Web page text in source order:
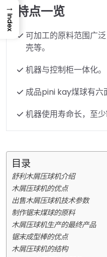
特点一览
可加工的原料范围广
壳等。
机器与控制柜一体化。
成品pini kay煤球有六
机器使用寿命长，至少
目录
舒利木屑压球机介绍
木屑压球机的优点
出售木屑压球机技术参数
制作锯末煤球的原料
木屑压球机生产的最终产品
锯末成型棒的优点
木屑压球机的结构
→
Index